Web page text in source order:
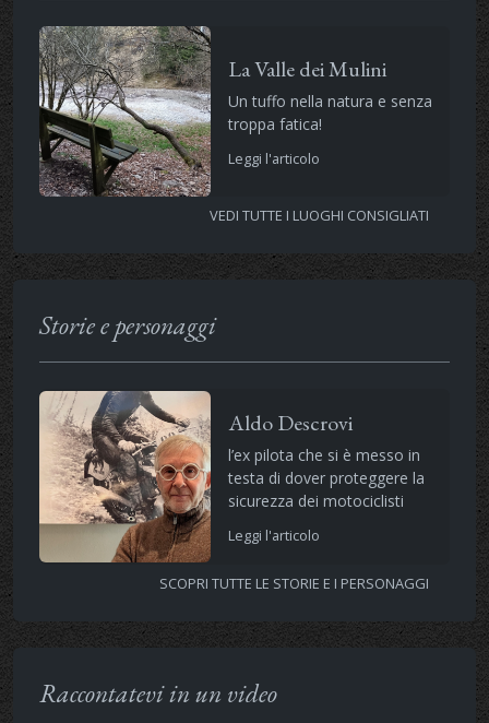
La Valle dei Mulini
Un tuffo nella natura e senza
troppa fatica!
Leggi l'articolo
VEDI TUTTE I LUOGHI CONSIGLIATI
Storie e personaggi
Aldo Descrovi
l’ex pilota che si è messo in
testa di dover proteggere la
sicurezza dei motociclisti
Leggi l'articolo
SCOPRI TUTTE LE STORIE E I PERSONAGGI
Raccontatevi in un video